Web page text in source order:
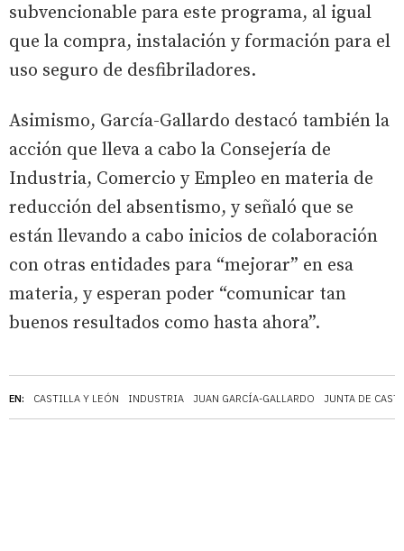
EN: CASTILLA Y LEÓN INDUSTRIA JUAN GARCÍA-GALLARDO JUNTA DE
subvencionable para este programa, al igual
que la compra, instalación y formación para el
uso seguro de desfibriladores.
Asimismo, García-Gallardo destacó también la
acción que lleva a cabo la Consejería de
Industria, Comercio y Empleo en materia de
reducción del absentismo, y señaló que se
están llevando a cabo inicios de colaboración
con otras entidades para “mejorar” en esa
materia, y esperan poder “comunicar tan
buenos resultados como hasta ahora”.